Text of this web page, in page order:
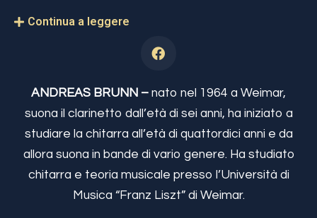
Continua a leggere
ANDREAS BRUNN – nato nel 1964 a Weimar,
suona il clarinetto dall’età di sei anni, ha iniziato a
studiare la chitarra all’età di quattordici anni e da
allora suona in bande di vario genere. Ha studiato
chitarra e teoria musicale presso l’Università di
Musica “Franz Liszt” di Weimar.